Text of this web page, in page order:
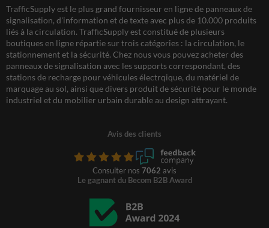
TrafficSupply est le plus grand fournisseur en ligne de panneaux de
signalisation, d'information et de texte avec plus de 10.000 produits
liés à la circulation. TrafficSupply est constitué de plusieurs
boutiques en ligne répartie sur trois catégories : la circulation, le
stationnement et la sécurité. Chez nous vous pouvez acheter des
panneaux de signalisation avec les supports correspondant, des
stations de recharge pour véhicules électrqique, du matériel de
marquage au sol, ainsi que divers produit de sécurité pour le monde
industriel et du mobilier urbain durable au design attrayant.
Avis des clients
Consulter nos 7062 avis
Le gagnant du Becom B2B Award